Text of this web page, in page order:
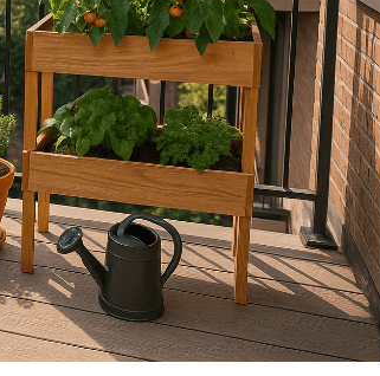
preskačite ovaj ključan korak prije
pokretanja turističkog biznisa
Prije2 Mjeseca